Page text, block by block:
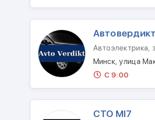
Автовердикт
Автоэлектрика,
Минск, улица
С 9:00
CТО МI7